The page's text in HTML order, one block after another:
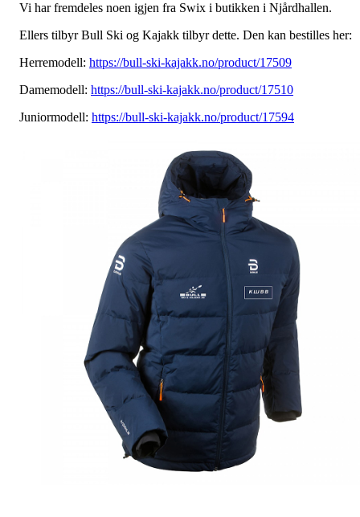
Vi har fremdeles noen igjen fra Swix i butikken i Njårdhallen.
Ellers tilbyr Bull Ski og Kajakk tilbyr dette. Den kan bestilles her:
Herremodell: https://bull-ski-kajakk.no/product/17509
Damemodell: https://bull-ski-kajakk.no/product/17510
Juniormodell: https://bull-ski-kajakk.no/product/17594